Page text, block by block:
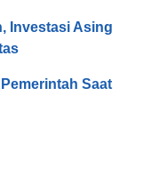
Investasi Asing
Saat